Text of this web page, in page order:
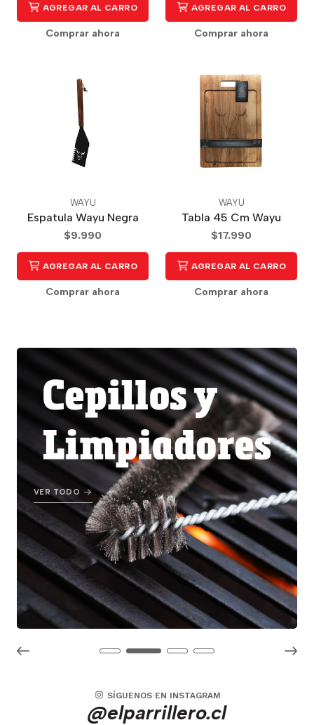
AGREGAR AL CARRO
Comprar ahora
AGREGAR AL CARRO
Comprar ahora
WAYU
Espatula Wayu Negra
$9.990
AGREGAR AL CARRO
Comprar ahora
WAYU
Tabla 45 Cm Wayu
$17.990
AGREGAR AL CARRO
Comprar ahora
VER TODO
SÍGUENOS EN INSTAGRAM
@elparrillero.cl